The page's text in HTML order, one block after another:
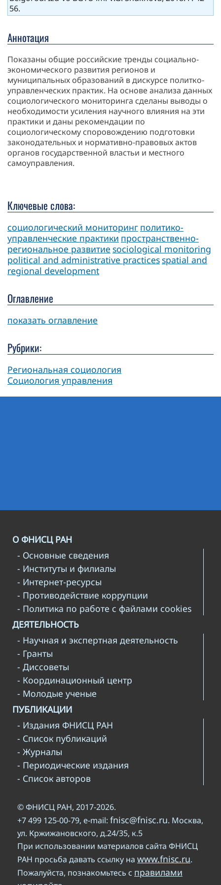
56.
Аннотация
Показаны общие российские тренды социально-
экономического развития регионов и
муниципальных образований в дискурсе политко-
управленческих практик. На основе анализа данных
социологического мониторинга сделаны выводы о
необходимости усиления научного влияния на эти
практики и даны рекомендации по
социологическому споровождению подготовки
законодательных и нормативно-правовых актов
органов государственной властьи и местного
самоуправления.
Ключевые слова:
социологический мониторинг политико-
управленческие практики пространственно-
региональное развитие sociological monitoring
political and administrative practices spatial and
regional development
Оглавление
показать оглавление
Рубрики:
Региональная социология
Социология управления
О ФНИСЦ РАН
- Основные сведения
- Институты и филиалы
- Интернет-ресурсы
- Противодействие коррупции
- Политика по работе с файлами cookies
ДЕЯТЕЛЬНОСТЬ
- Научная и экспертная деятельность
- Гранты
- Диссоветы
- Координационный центр
- Молодые ученые
ПУБЛИКАЦИИ
- Издания ФНИСЦ РАН
- Список публикаций
- Журналы
- Периодические издания
- Список авторов
© ФНИСЦ РАН, 2017-2026.
+7 499 125-00-79, e-mail: fnisc@fnisc.ru. Москва,
ул. Кржижановского, д.24/35, к.5
При использовании материалов сайта ФНИСЦ
РАН просьба давать ссылку на www.fnisc.ru.
Пожалуйста, познакомьтесь с правилами